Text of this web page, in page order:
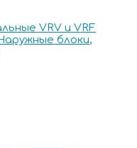
VRV и VRF
блоки,